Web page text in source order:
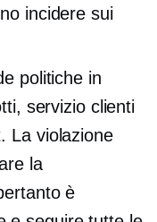
incidere sui
politiche in
servizio clienti
La violazione
la
è